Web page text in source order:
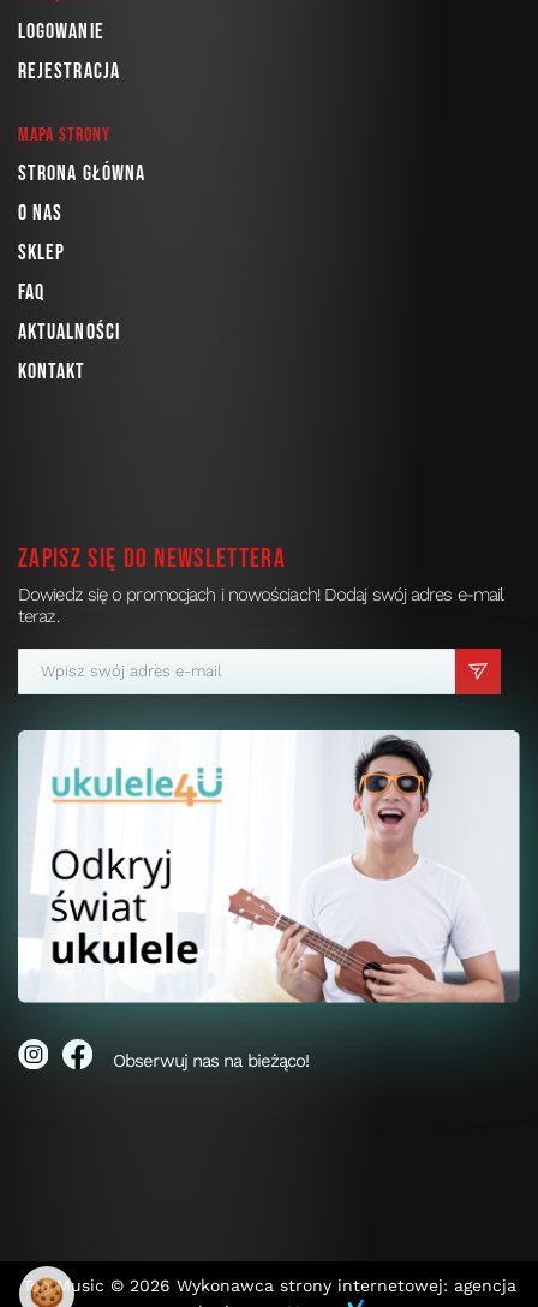
Logowanie
Rejestracja
Mapa strony
Strona główna
O nas
Sklep
FAQ
Aktualności
Kontakt
Zapisz się do newslettera
Dowiedz się o promocjach i nowościach! Dodaj swój adres e-mail
teraz.
Obserwuj nas na bieżąco!
Top Music © 2026 Wykonawca strony internetowej: agencja
🍪